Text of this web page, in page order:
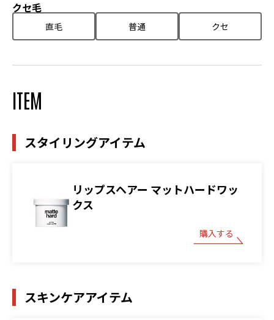
クセ毛
直毛 普通 クセ
ITEM
スタイリングアイテム
リップスヘアー マットハードワッ
クス
購入する
スキンケアアイテム